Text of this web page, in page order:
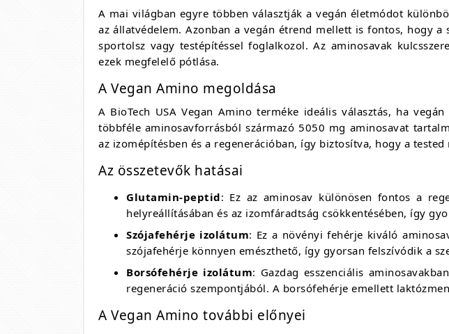
A mai világban egyre többen választják a vegán életmódot
az állatvédelem. Azonban a vegán étrend mellett is fontos, hogy
sportolsz vagy testépítéssel foglalkozol. Az aminosavak
ezek megfelelő pótlása.
A Vegan Amino megoldása
A BioTech USA Vegan Amino terméke ideális választás, ha
többféle aminosavforrásból származó 5050 mg aminosavat
az izomépítésben és a regenerációban, így biztosítva, hogy a
Az összetevők hatásai
Glutamin-peptid: Ez az aminosav különösen fontos a
helyreállításában és az izomfáradtság csökkentésében, így
Szójafehérje izolátum: Ez a növényi fehérje kiváló
szójafehérje könnyen emészthető, így gyorsan felszívódik a
Borsófehérje izolátum: Gazdag esszenciális
regeneráció szempontjából. A borsófehérje emellett
A Vegan Amino további előnyei